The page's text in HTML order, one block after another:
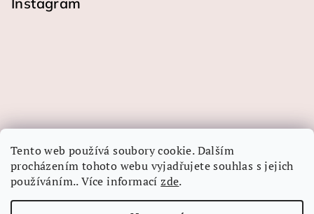
Tento web používá soubory cookie. Dalším
procházením tohoto webu vyjadřujete souhlas s jejich
používáním.. Více informacízde.
Sledovat na Instagramu